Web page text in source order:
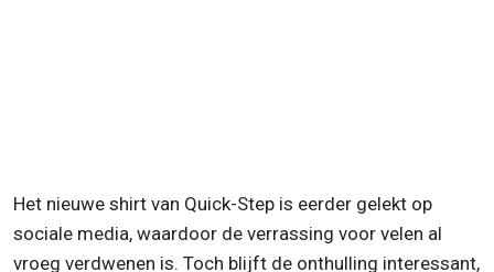
Het nieuwe shirt van Quick-Step is eerder gelekt op
sociale media, waardoor de verrassing voor velen al
vroeg verdwenen is. Toch blijft de onthulling interessant,